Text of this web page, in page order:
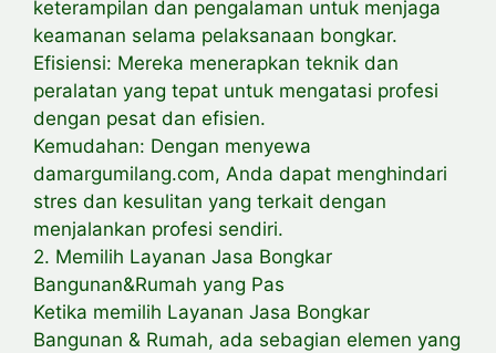
keterampilan dan pengalaman untuk menjaga
keamanan selama pelaksanaan bongkar.
Efisiensi: Mereka menerapkan teknik dan
peralatan yang tepat untuk mengatasi profesi
dengan pesat dan efisien.
Kemudahan: Dengan menyewa
damargumilang.com, Anda dapat menghindari
stres dan kesulitan yang terkait dengan
menjalankan profesi sendiri.
2. Memilih Layanan Jasa Bongkar
Bangunan&Rumah yang Pas
Ketika memilih Layanan Jasa Bongkar
Bangunan & Rumah, ada sebagian elemen yang